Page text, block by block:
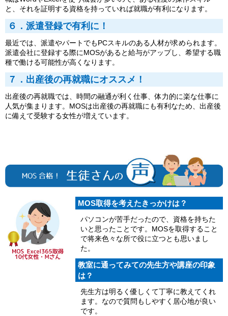
と、それを証明する資格を持っていれば就職が有利になります。
６．派遣登録で有利に！
最近では、派遣やパートでもPCスキルのある人材が求められます。
派遣会社に登録する際にMOSがあると給与がアップし、希望する職
種で働ける可能性が高くなります。
７．出産後の再就職にオススメ！
出産後の再就職では、時間の融通が利く仕事、体力的に楽な仕事に
人気が集まります。MOSは出産後の再就職にも有利なため、出産後
に備えて受験する女性が増えています。
MOS取得を考えたきっかけは？
パソコンが苦手だったので、資格を持ちた
いと思ったことです。MOSを取得すること
で将来色々な所で役に立つとも思いまし
た。
教室に通ってみての先生方や講座の印象
は？
先生方は明るく優しくて丁寧に教えてくれ
ます。なので質問もしやすく居心地が良い
です。